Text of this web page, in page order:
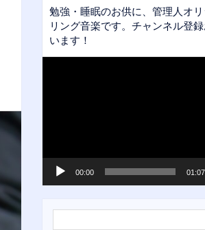
勉強・睡眠のお供に、管理人オ
リング音楽です。チャンネル登
います！
00:00